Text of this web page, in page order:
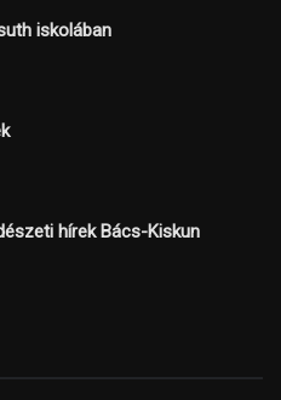
iskolában
hírek Bács-Kiskun